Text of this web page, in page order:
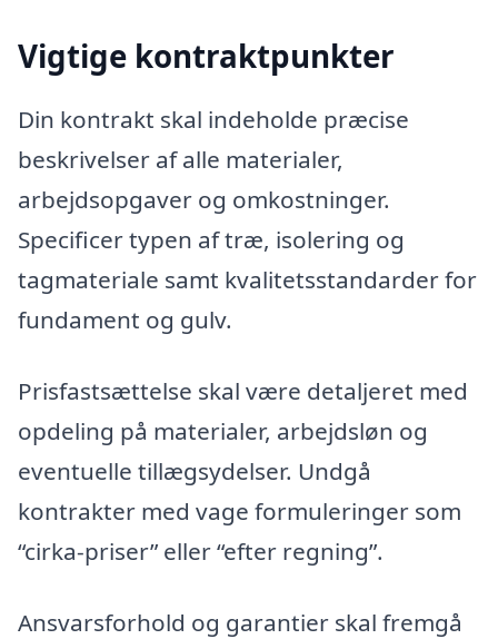
Vigtige kontraktpunkter
Din kontrakt skal indeholde præcise
beskrivelser af alle materialer,
arbejdsopgaver og omkostninger.
Specificer typen af træ, isolering og
tagmateriale samt kvalitetsstandarder for
fundament og gulv.
Prisfastsættelse skal være detaljeret med
opdeling på materialer, arbejdsløn og
eventuelle tillægsydelser. Undgå
kontrakter med vage formuleringer som
“cirka-priser” eller “efter regning”.
Ansvarsforhold og garantier skal fremgå